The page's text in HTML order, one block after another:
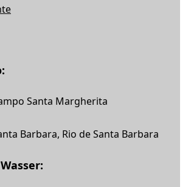
:
Santa Margherita
Barbara, Rio de Santa Barbara